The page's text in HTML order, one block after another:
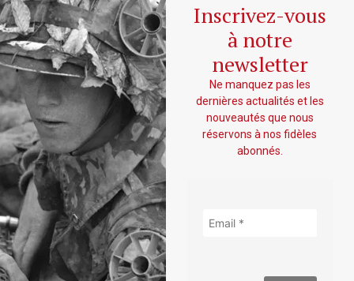
Inscrivez-vous
à notre
newsletter
Ne manquez pas les
dernières actualités et les
nouveautés que nous
réservons à nos fidèles
abonnés.